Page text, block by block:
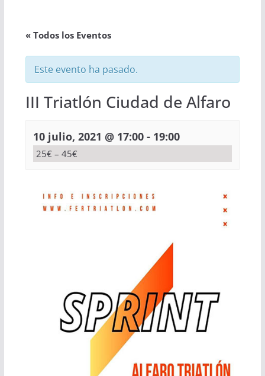
« Todos los Eventos
Este evento ha pasado.
III Triatlón Ciudad de Alfaro
10 julio, 2021 @ 17:00- 19:00
25€ – 45€